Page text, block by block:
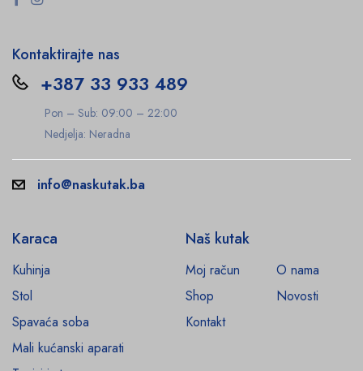
Kontaktirajte nas
+387 33 933 489
Pon – Sub: 09:00 – 22:00
Nedjelja: Neradna
info@naskutak.ba
Karaca
Kuhinja
Stol
Spavaća soba
Mali kućanski aparati
Naš kutak
Moj račun
O nama
Shop
Novosti
Kontakt